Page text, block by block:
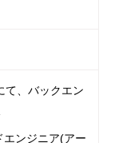
て、バックエン
エンジニア(アー